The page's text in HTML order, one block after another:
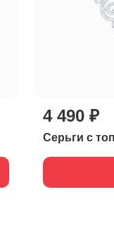
4 490 ₽
Серьги с